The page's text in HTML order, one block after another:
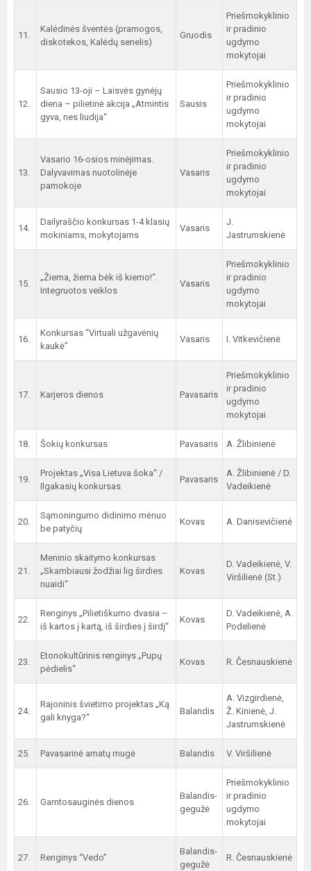
11.
Kalėdinės šventės (pramogos,
diskotekos, Kalėdų senelis)
Gruodis
Priešmokyklinio
ir pradinio
ugdymo
mokytojai
12.
Sausio 13-oji – Laisvės gynėjų
diena – pilietinė akcija „Atmintis
gyva, nes liudija“
Sausis
Priešmokyklinio
ir pradinio
ugdymo
mokytojai
13.
Vasario 16-osios minėjimas.
Dalyvavimas nuotolinėje
pamokoje
Vasaris
Priešmokyklinio
ir pradinio
ugdymo
mokytojai
14.
Dailyraščio konkursas 1-4 klasių
mokiniams, mokytojams
Vasaris
J.
Jastrumskienė
15.
„Žiema, žiema bėk iš kiemo!“.
Integruotos veiklos
Vasaris
Priešmokyklinio
ir pradinio
ugdymo
mokytojai
16.
Konkursas “Virtuali užgavėnių
kaukė”
Vasaris I. Vitkevičienė
17. Karjeros dienos Pavasaris
Priešmokyklinio
ir pradinio
ugdymo
mokytojai
18. Šokių konkursas Pavasaris A. Žlibinienė
19.
Projektas „Visa Lietuva šoka“ /
Ilgakasių konkursas
Pavasaris
A. Žlibinienė / D.
Vadeikienė
20.
Sąmoningumo didinimo mėnuo
be patyčių
Kovas A. Danisevičienė
21.
Meninio skaitymo konkursas
„Skambiausi žodžiai lig širdies
nuaidi“
Kovas
D. Vadeikienė, V.
Viršilienė (St.)
22.
Renginys „Pilietiškumo dvasia –
iš kartos į kartą, iš širdies į širdį“
Kovas
D. Vadeikienė, A.
Podelienė
23.
Etonokultūrinis renginys „Pupų
pėdielis“
Kovas R. Česnauskienė
24.
Rajoninis švietimo projektas „Ką
gali knyga?“
Balandis
A. Vizgirdienė,
Ž. Kinienė, J.
Jastrumskienė
25. Pavasarinė amatų mugė Balandis V. Viršilienė
26. Gamtosauginės dienos
Balandis-
gegužė
Priešmokyklinio
ir pradinio
ugdymo
mokytojai
27. Renginys “Vedo”
Balandis-
gegužė
R. Česnauskienė